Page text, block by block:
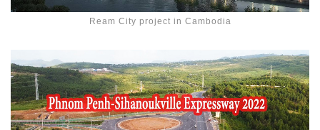
Ream City project in Cambodia